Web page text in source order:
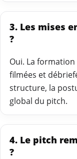
3. Les mises
?
Oui. La
filmées et
structure, la
global du pitch.
4. Le pitch
?